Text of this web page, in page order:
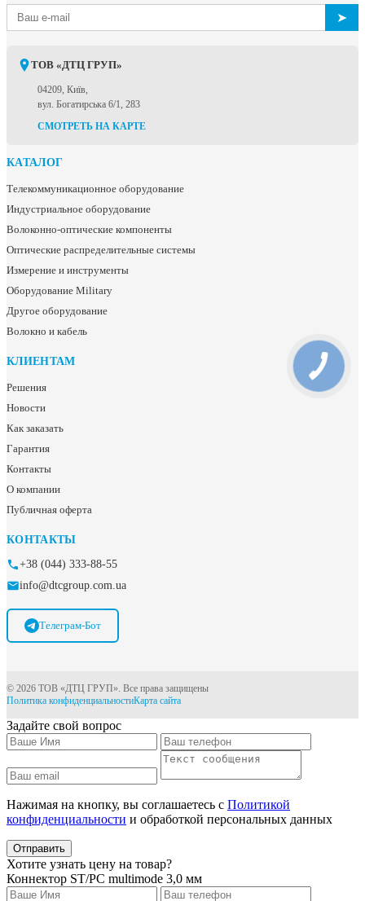
➤
ТОВ «ДТЦ ГРУП»
04209, Київ,
вул. Богатирська 6/1, 283
СМОТРЕТЬ НА КАРТЕ
КАТАЛОГ
Телекоммуникационное оборудование
Индустриальное оборудование
Волоконно-оптические компоненты
Оптические распределительные системы
Измерение и инструменты
Оборудование Military
Другое оборудование
Волокно и кабель
КЛИЕНТАМ
Решения
Новости
Как заказать
Гарантия
Контакты
О компании
Публичная оферта
КОНТАКТЫ
+38 (044) 333-88-55
info@dtcgroup.com.ua
Телеграм-Бот
© 2026 ТОВ «ДТЦ ГРУП». Все права защищены
Политика конфиденциальностиКарта сайта
Задайте свой вопрос
Нажимая на кнопку, вы соглашаетесь с Политикой
конфиденциальности и обработкой персональных данных
Отправить
Хотите узнать цену на товар?
Коннектор ST/PC multimode 3,0 мм